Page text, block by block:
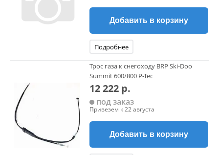
Добавить в корзину
Подробнее
Трос газа к снегоходу BRP Ski-Doo
Summit 600/800 P-Tec
12 222 р.
под заказ
Привезем к 22 августа
Добавить в корзину